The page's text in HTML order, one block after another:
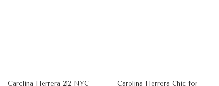
Carolina Herrera 212 NYC
Carolina Herrera Chic for